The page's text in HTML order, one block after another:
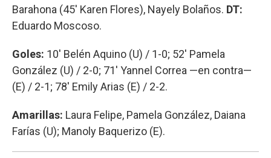
Barahona (45' Karen Flores), Nayely Bolaños. DT:
Eduardo Moscoso.
Goles: 10' Belén Aquino (U) / 1-0; 52' Pamela
González (U) / 2-0; 71' Yannel Correa —en contra—
(E) / 2-1; 78' Emily Arias (E) / 2-2.
Amarillas: Laura Felipe, Pamela González, Daiana
Farías (U); Manoly Baquerizo (E).